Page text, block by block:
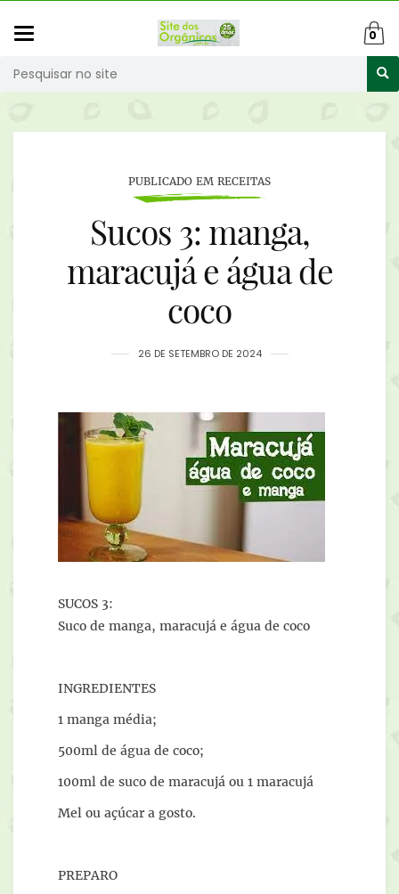
0
PUBLICADO EM RECEITAS
Sucos 3: manga,
maracujá e água de
coco
26 DE SETEMBRO DE 2024
SUCOS 3:
Suco de manga, maracujá e água de coco
INGREDIENTES
1 manga média;
500ml de água de coco;
100ml de suco de maracujá ou 1 maracujá
Mel ou açúcar a gosto.
PREPARO